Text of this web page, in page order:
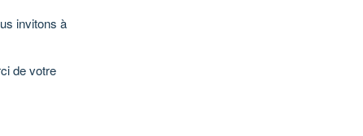
invitons à
de votre